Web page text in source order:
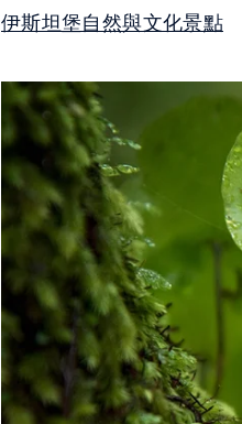
伊斯坦堡自然與文化景點